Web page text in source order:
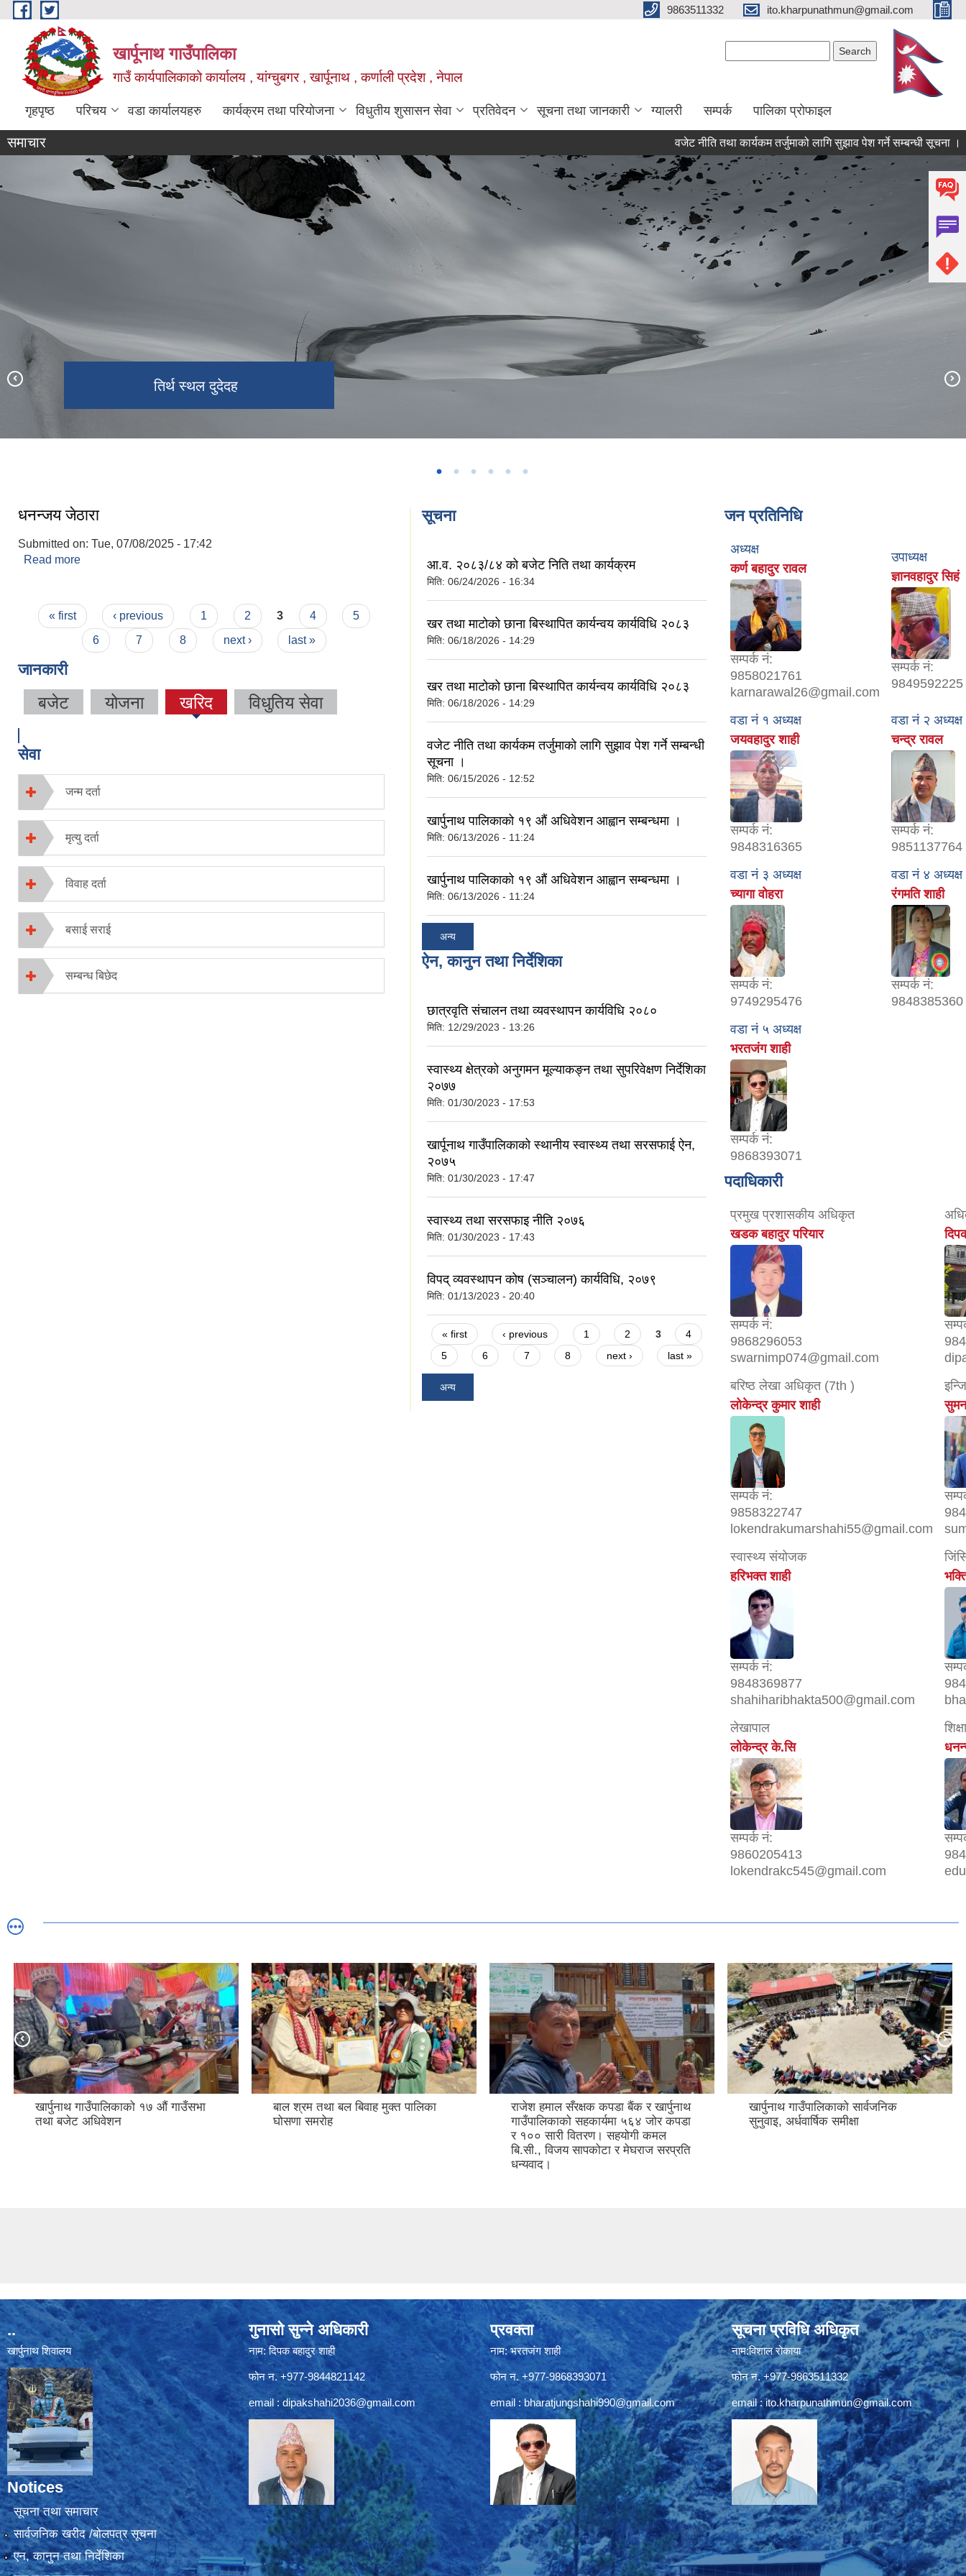
Skip to main content 9863511332 ito.kharpunathmun@gmail.com
खार्पूनाथ गाउँपालिका
गाउँ कार्यपालिकाको कार्यालय , यांग्चुबगर , खार्पूनाथ , कर्णाली प्रदेश , नेपाल
गृहपृष्ठ परिचय वडा कार्यालयहरु कार्यक्रम तथा परियोजना विधुतीय शुसासन सेवा प्रतिवेदन सूचना तथा जानकारी ग्यालरी सम्पर्क पालिका प्राेफाइल
समाचार वजेट नीति तथा कार्यकम तर्जुमाको लागि सुझाव पेश गर्ने सम्बन्धी सूचना ।
तिर्थ स्थल दुदेदह
तिर्थ स्थल थामा वटा को दृिश्य
खार्पुनाथ गाउँपालिका ४ नं वडा छिप्प्रा बस्ति
खार्पूनाथ-शिवालय-मन्दिर
बार्षिक समिक्षा
धनन्जय जेठारा
Submitted on: Tue, 07/08/2025 - 17:42
Read more
Pages
« first ‹ previous 1 2 3 4
5
6
7 8 next › last »
जानकारी
बजेट योजना खरिद
(active
विधुतिय सेवा
सेवा
जन्म दर्ता
मृत्यु दर्ता
विवाह दर्ता
बसाई सराई
सम्बन्ध बिछेद
सूचना
आ.व. २०८३/८४ को बजेट निति तथा कार्यक्रम
मिति: 06/24/2026 - 16:34
खर तथा माटोको छाना बिस्थापित कार्यन्वय कार्यविधि २०८३
मिति: 06/18/2026 - 14:29
खर तथा माटोको छाना बिस्थापित कार्यन्वय कार्यविधि २०८३
मिति: 06/18/2026 - 14:29
वजेट नीति तथा कार्यकम तर्जुमाको लागि सुझाव पेश गर्ने सम्बन्धी
सूचना ।
मिति: 06/15/2026 - 12:52
खार्पुनाथ पालिकाको १९ औं अधिवेशन आह्वान सम्बन्धमा ।
मिति: 06/13/2026 - 11:24
खार्पुनाथ पालिकाको १९ औं अधिवेशन आह्वान सम्बन्धमा ।
मिति: 06/13/2026 - 11:24
अन्य
ऐन, कानुन तथा निर्देशिका
छात्रवृति संचालन तथा व्यवस्थापन कार्यविधि २०८०
मिति: 12/29/2023 - 13:26
स्वास्थ्य क्षेत्रको अनुगमन मूल्याकङ्न तथा सुपरिवेक्षण निर्देशिका
२०७७
मिति: 01/30/2023 - 17:53
खार्पूनाथ गाउँपालिकाको स्थानीय स्वास्थ्य तथा सरसफाई ऐन,
२०७५
मिति: 01/30/2023 - 17:47
स्वास्थ्य तथा सरसफाइ नीति २०७६
मिति: 01/30/2023 - 17:43
विपद् व्यवस्थापन कोष (सञ्चालन) कार्यविधि, २०७९
मिति: 01/13/2023 - 20:40
Pages
« first ‹ previous 1 2 3
4
5
6 7 8 next › last »
अन्य
जन प्रतिनिधि
अध्यक्ष
कर्ण बहादुर रावल
सम्पर्क नं:
9858021761
karnarawal26@gmail.com
उपाध्यक्ष
ज्ञानवहादुर सिहं
सम्पर्क नं:
9849592225
वडा नं १ अध्यक्ष
जयवहादुर शाही
सम्पर्क नं:
9848316365
वडा नं २ अध्यक्ष
चन्द्र रावल
सम्पर्क नं:
9851137764
वडा नं ३ अध्यक्ष
च्यागा वोहरा
सम्पर्क नं:
9749295476
वडा नं ४ अध्यक्ष
रंगमति शाही
सम्पर्क नं:
9848385360
वडा नं ५ अध्यक्ष
भरतजंग शाही
सम्पर्क नं:
9868393071
पदाधिकारी
प्रमुख प्रशासकीय अधिकृत
खडक बहादुर परियार
सम्पर्क नं:
9868296053
swarnimp074@gmail.com
बरिष्ठ लेखा अधिकृत (7th )
लोकेन्द्र कुमार शाही
सम्पर्क नं:
9858322747
lokendrakumarshahi55@gmail.com
स्वास्थ्य संयोजक
हरिभक्त शाही
सम्पर्क नं:
9848369877
shahiharibhakta500@gmail.com
लेखापाल
लोकेन्द्र के.सि
सम्पर्क नं:
9860205413
lokendrakc545@gmail.com
खार्पुनाथ गाउँपालिकाको १७ औं गाउँसभा
तथा बजेट अधिवेशन
बाल श्रम तथा बल बिवाह मुक्त पालिका
घोसणा समरोह
राजेश हमाल सँरक्षक कपडा बैंक र खार्पुनाथ
गाउँपालिकाको सहकार्यमा ५६४ जोर कपडा
र १०० सारी वितरण। सहयोगी कमल
बि.सी., विजय सापकोटा र मेघराज सरप्रति
धन्यवाद।
खार्पुनाथ गाउँपालिकाको सार्वजनिक
सुनुवाइ, अर्धवार्षिक समीक्षा
..
खार्पुनाथ शिवालय
Notices
सूचना तथा समाचार
सार्वजनिक खरीद /बोलपत्र सूचना
एन, कानुन तथा निर्देशिका
गुनासो सुन्ने अधिकारी
नाम: दिपक बहादुर शाही
फोन न. +977-9844821142
email : dipakshahi2036@gmail.com
प्रवक्ता
नाम: भरतजंग शाही
फोन न. +977-9868393071
email : bharatjungshahi990@gmail.com
सूचना प्रविधि अधिकृत
नाम:विशाल रोकाया
फोन न. +977-9863511332
email :ito.kharpunathmun@gmail.com